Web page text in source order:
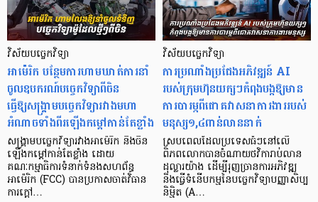
វិស័យបច្ចេកវិទ្យា
អាម៉េរិក បន្ថែមការហាមឃាត់ការនាំ
ចូលឧបករណ៍បច្ចេកវិទ្យាពីចិន
ធ្វើឱ្យសង្គ្រាមបច្ចេកវិទ្យារវាងមហា
អំណាចទាំងពីរឡើងកម្តៅកាន់តែខ្លាំង
សង្រ្គាមបច្ចេកវិទ្យារវាងអាម៉េរិក និងចិន
ឡើងកម្តៅកាន់តែខ្លាំង ដោយ
គណៈកម្មាធិការទំនាក់ទំនងសហព័ន្ធ
អាម៉េរិក (FCC) បានប្រកាសចាត់វិធាន
ការក្តៅ…
វិស័យបច្ចេកវិទ្យា
ការប្រណាំងប្រជែងអភិវឌ្ឍន៍ AI
របស់ក្រុមហ៊ុនយក្សៗកំពុងបង្កឱ្យមាន
ការបារម្ភពីជោគវាសនាការងាររបស់
មនុស្ស១,៤ពាន់លាននាក់
ស្របពេលដែលប្រទេសធំៗនៅលើ
ពិភពលោកបានចំណាយថវិការាប់លាន
ដុល្លារយ៉ាង ដើម្បីរុញច្រានការអភិវឌ្ឍ
និងធ្វើទំនើបកម្មនៃបច្ចេកវិទ្យាបញ្ញាសិប្ប
និម្មិត (A…